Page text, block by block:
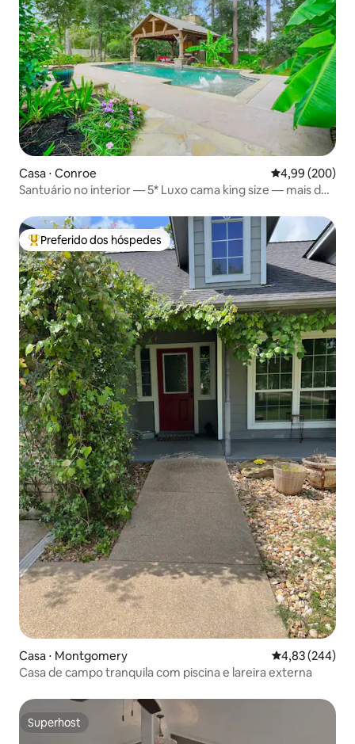
Casa ⋅ Conroe 4,99 de uma
4,99 (200)
Santuário no interior — 5* Luxo cama king size — mais de
Entre os melhores preferidos dos hóspedes
Preferido dos hóspedes
Casa ⋅ Montgomery 4,83 de uma
4,83 (244)
Casa de campo tranquila com piscina e lareira externa
Superhost
Superhost